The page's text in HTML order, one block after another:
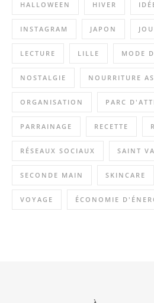
HALLOWEEN HIVER
INSTAGRAM JAPON
LECTURE LILLE MODE
NOSTALGIE NOURRITURE
ORGANISATION PARC
PARRAINAGE RECETTE
RÉSEAUX SOCIAUX SAINT
SECONDE MAIN SKINCARE
VOYAGE ÉCONOMIE